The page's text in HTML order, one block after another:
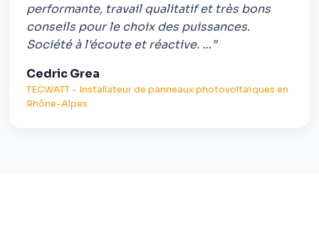
performante, travail qualitatif et très bons
conseils pour le choix des puissances.
Société à l'écoute et réactive. …”
Cedric Grea
TECWATT - Installateur de panneaux photovoltaïques en
Rhône-Alpes